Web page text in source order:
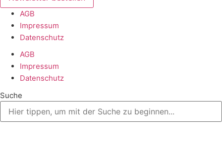
AGB
Impressum
Datenschutz
AGB
Impressum
Datenschutz
Suche